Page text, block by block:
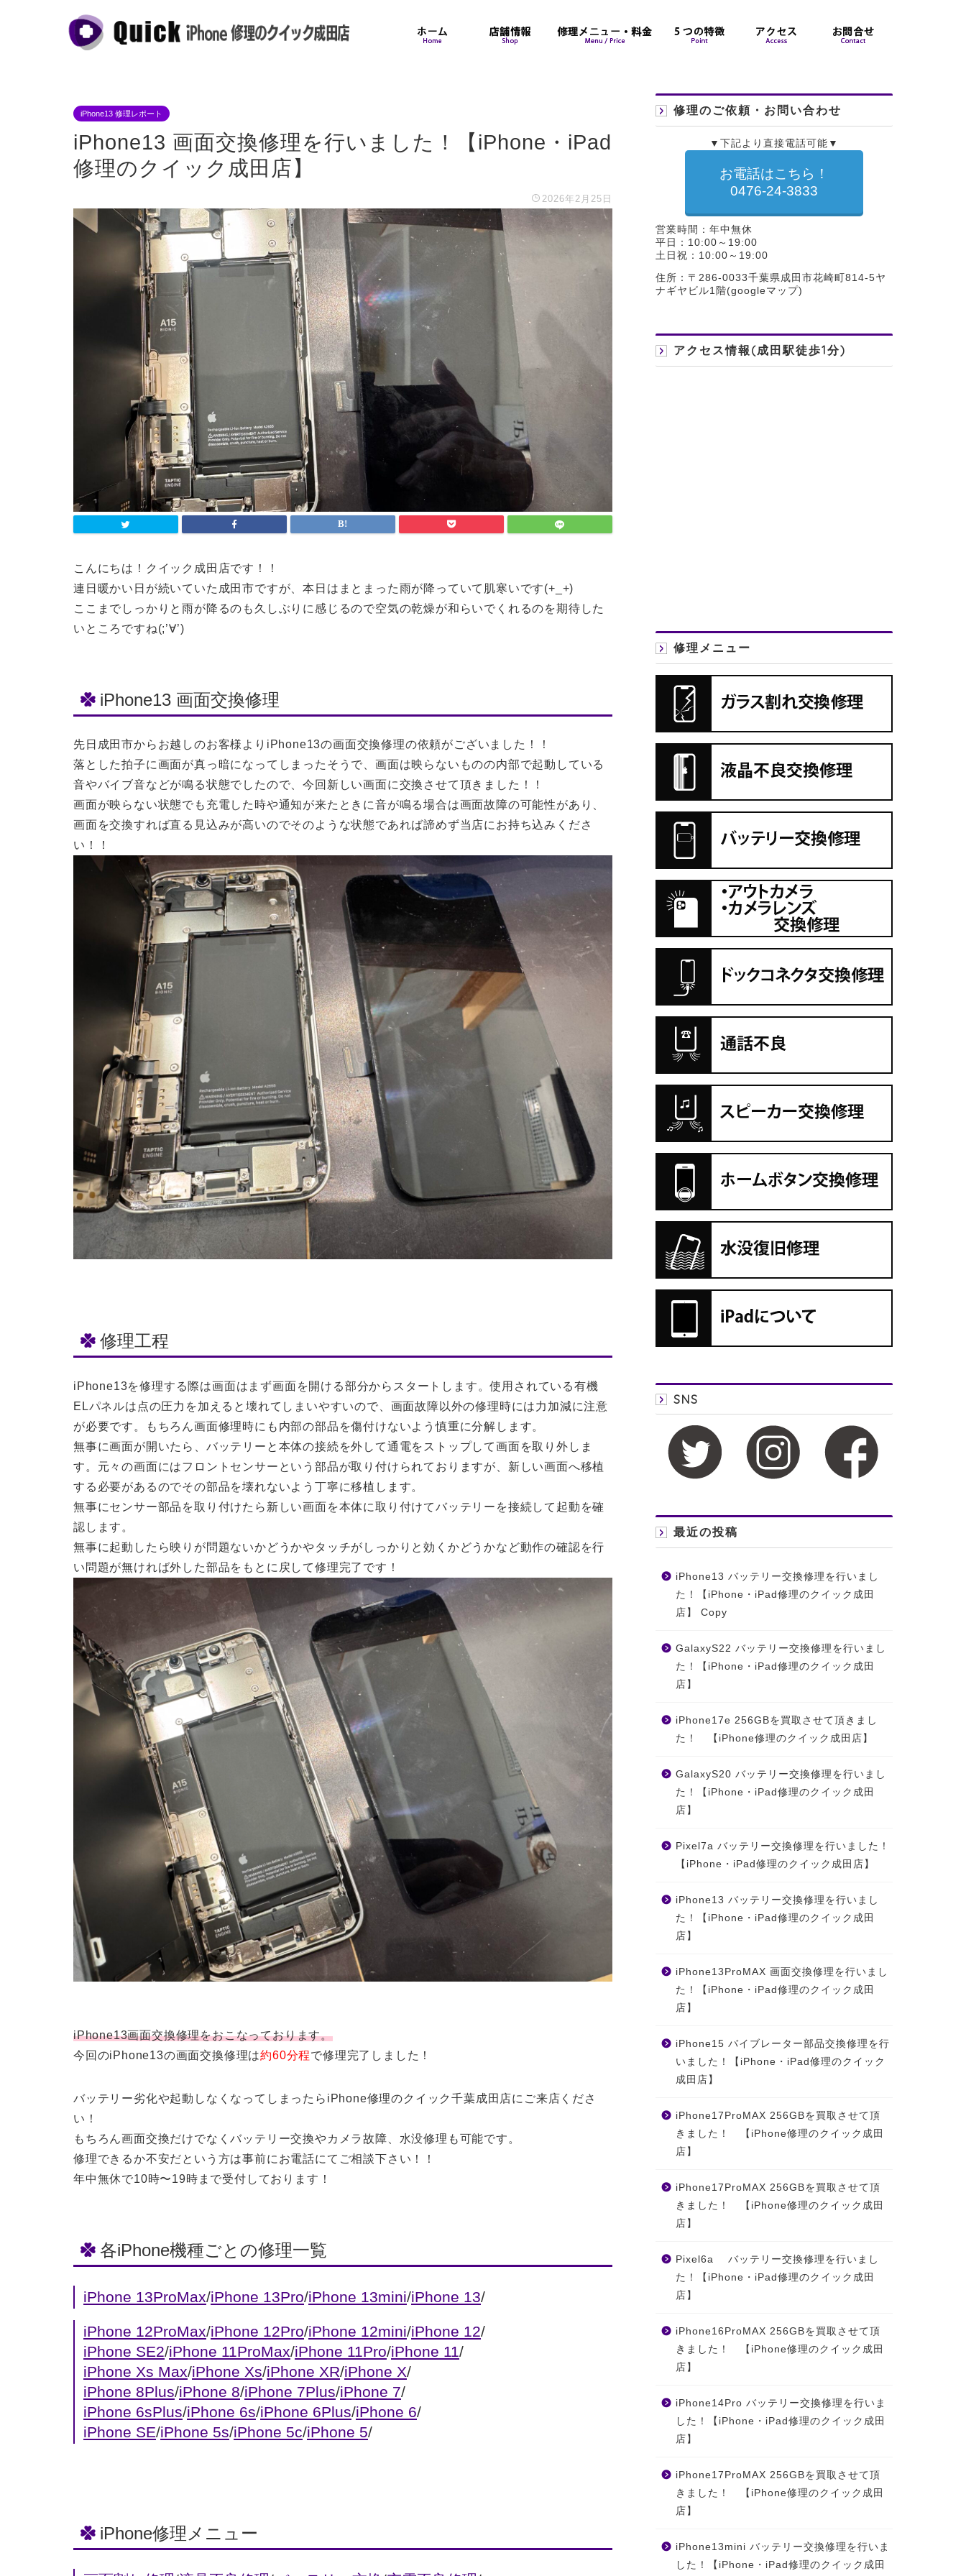
iPhone13 修理レポート
iPhone13 画面交換修理を行いました！【iPhone・iPad
修理のクイック成田店】
2026年2月25日
こんにちは！クイック成田店です！！
連日暖かい日が続いていた成田市ですが、本日はまとまった雨が降っていて肌寒いです(+_+)
ここまでしっかりと雨が降るのも久しぶりに感じるので空気の乾燥が和らいでくれるのを期待した
いところですね(;’∀’)
iPhone13 画面交換修理
先日成田市からお越しのお客様よりiPhone13の画面交換修理の依頼がございました！！
落とした拍子に画面が真っ暗になってしまったそうで、画面は映らないものの内部で起動している
音やバイブ音などが鳴る状態でしたので、今回新しい画面に交換させて頂きました！！
画面が映らない状態でも充電した時や通知が来たときに音が鳴る場合は画面故障の可能性があり、
画面を交換すれば直る見込みが高いのでそのような状態であれば諦めず当店にお持ち込みくださ
い！！
修理工程
iPhone13を修理する際は画面はまず画面を開ける部分からスタートします。使用されている有機
ELパネルは点の圧力を加えると壊れてしまいやすいので、画面故障以外の修理時には力加減に注意
が必要です。もちろん画面修理時にも内部の部品を傷付けないよう慎重に分解します。
無事に画面が開いたら、バッテリーと本体の接続を外して通電をストップして画面を取り外しま
す。元々の画面にはフロントセンサーという部品が取り付けられておりますが、新しい画面へ移植
する必要があるのでその部品を壊れないよう丁寧に移植します。
無事にセンサー部品を取り付けたら新しい画面を本体に取り付けてバッテリーを接続して起動を確
認します。
無事に起動したら映りが問題ないかどうかやタッチがしっかりと効くかどうかなど動作の確認を行
い問題が無ければ外した部品をもとに戻して修理完了です！
iPhone13画面交換修理をおこなっております。
今回のiPhone13の画面交換修理は約60分程で修理完了しました！
バッテリー劣化や起動しなくなってしまったらiPhone修理のクイック千葉成田店にご来店くださ
い！
もちろん画面交換だけでなくバッテリー交換やカメラ故障、水没修理も可能です。
修理できるか不安だという方は事前にお電話にてご相談下さい！！
年中無休で10時〜19時まで受付しております！
各iPhone機種ごとの修理一覧
iPhone 13ProMax/iPhone 13Pro/iPhone 13mini/iPhone 13/
iPhone 12ProMax/iPhone 12Pro/iPhone 12mini/iPhone 12/
iPhone SE2/iPhone 11ProMax/iPhone 11Pro/iPhone 11/
iPhone Xs Max/iPhone Xs/iPhone XR/iPhone X/
iPhone 8Plus/iPhone 8/iPhone 7Plus/iPhone 7/
iPhone 6sPlus/iPhone 6s/iPhone 6Plus/iPhone 6/
iPhone SE/iPhone 5s/iPhone 5c/iPhone 5/
iPhone修理メニュー
修理のご依頼・お問い合わせ
▼下記より直接電話可能▼
お電話はこちら！
0476-24-3833
営業時間：年中無休
平日：10:00～19:00
土日祝：10:00～19:00
住所：〒286-0033千葉県成田市花崎町814-5ヤ
ナギヤビル1階(googleマップ)
アクセス情報(成田駅徒歩1分)
修理メニュー
SNS
最近の投稿
iPhone13 バッテリー交換修理を行いまし
た！【iPhone・iPad修理のクイック成田
店】 Copy
GalaxyS22 バッテリー交換修理を行いまし
た！【iPhone・iPad修理のクイック成田
店】
iPhone17e 256GBを買取させて頂きまし
た！ 【iPhone修理のクイック成田店】
GalaxyS20 バッテリー交換修理を行いまし
た！【iPhone・iPad修理のクイック成田
店】
Pixel7a バッテリー交換修理を行いました！
【iPhone・iPad修理のクイック成田店】
iPhone13 バッテリー交換修理を行いまし
た！【iPhone・iPad修理のクイック成田
店】
iPhone13ProMAX 画面交換修理を行いまし
た！【iPhone・iPad修理のクイック成田
店】
iPhone15 バイブレーター部品交換修理を行
いました！【iPhone・iPad修理のクイック
成田店】
iPhone17ProMAX 256GBを買取させて頂
きました！ 【iPhone修理のクイック成田
店】
iPhone17ProMAX 256GBを買取させて頂
きました！ 【iPhone修理のクイック成田
店】
Pixel6a バッテリー交換修理を行いまし
た！【iPhone・iPad修理のクイック成田
店】
iPhone16ProMAX 256GBを買取させて頂
きました！ 【iPhone修理のクイック成田
店】
iPhone14Pro バッテリー交換修理を行いま
した！【iPhone・iPad修理のクイック成田
店】
iPhone17ProMAX 256GBを買取させて頂
きました！ 【iPhone修理のクイック成田
店】
iPhone13mini バッテリー交換修理を行いま
した！【iPhone・iPad修理のクイック成田